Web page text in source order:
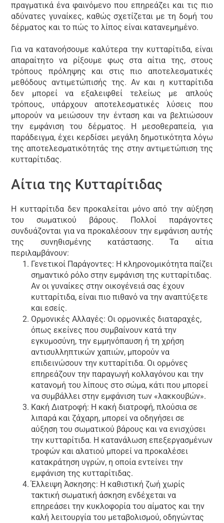
πραγματικά ένα φαινόμενο που επηρεάζει και τις πιο
αδύνατες γυναίκες, καθώς σχετίζεται με τη δομή του
δέρματος και το πώς το λίπος είναι κατανεμημένο.
Για να κατανοήσουμε καλύτερα την κυτταρίτιδα, είναι
απαραίτητο να ρίξουμε φως στα αίτια της, στους
τρόπους πρόληψης και στις πιο αποτελεσματικές
μεθόδους αντιμετώπισής της. Αν και η κυτταρίτιδα
δεν μπορεί να εξαλειφθεί τελείως με απλούς
τρόπους, υπάρχουν αποτελεσματικές λύσεις που
μπορούν να μειώσουν την ένταση και να βελτιώσουν
την εμφάνιση του δέρματος. Η μεσοθεραπεία, για
παράδειγμα, έχει κερδίσει μεγάλη δημοτικότητα λόγω
της αποτελεσματικότητάς της στην αντιμετώπιση της
κυτταρίτιδας.
Αίτια της Κυτταρίτιδας
Η κυτταρίτιδα δεν προκαλείται μόνο από την αύξηση
του σωματικού βάρους. Πολλοί παράγοντες
συνδυάζονται για να προκαλέσουν την εμφάνιση αυτής
της συνηθισμένης κατάστασης. Τα αίτια
περιλαμβάνουν:
Γενετικοί Παράγοντες: Η κληρονομικότητα παίζει
σημαντικό ρόλο στην εμφάνιση της κυτταρίτιδας.
Αν οι γυναίκες στην οικογένειά σας έχουν
κυτταρίτιδα, είναι πιο πιθανό να την αναπτύξετε
και εσείς.
Ορμονικές Αλλαγές: Οι ορμονικές διαταραχές,
όπως εκείνες που συμβαίνουν κατά την
εγκυμοσύνη, την εμμηνόπαυση ή τη χρήση
αντισυλληπτικών χαπιών, μπορούν να
επιδεινώσουν την κυτταρίτιδα. Οι ορμόνες
επηρεάζουν την παραγωγή κολλαγόνου και την
κατανομή του λίπους στο σώμα, κάτι που μπορεί
να συμβάλλει στην εμφάνιση των «λακκουβών».
Κακή Διατροφή: Η κακή διατροφή, πλούσια σε
λιπαρά και ζάχαρη, μπορεί να οδηγήσει σε
αύξηση του σωματικού βάρους και να ενισχύσει
την κυτταρίτιδα. Η κατανάλωση επεξεργασμένων
τροφών και αλατιού μπορεί να προκαλέσει
κατακράτηση υγρών, η οποία εντείνει την
εμφάνιση της κυτταρίτιδας.
Έλλειψη Άσκησης: Η καθιστική ζωή χωρίς
τακτική σωματική άσκηση ενδέχεται να
επηρεάσει την κυκλοφορία του αίματος και την
καλή λειτουργία του μεταβολισμού, οδηγώντας